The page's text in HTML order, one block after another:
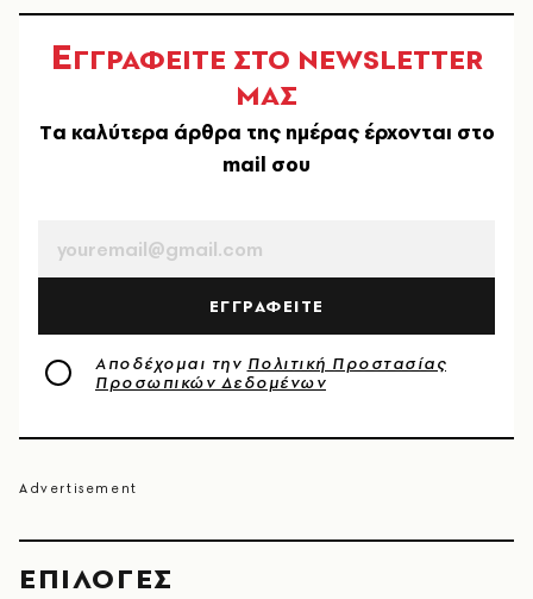
EΠΙΛΟΓΈΣ
ΕΓΓΡΑΦΕΙΤΕ ΣΤΟ NEWSLETTER
ΜΑΣ
Tα καλύτερα άρθρα της ημέρας έρχονται στο
mail σου
ΕΓΓΡΑΦΕΙΤΕ
Αποδέχομαι την Πολιτική Προστασίας
Προσωπικών Δεδομένων